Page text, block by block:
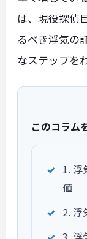
は、現役探偵
るべき浮気の
なステップを
このコラム
1. 浮
値
2. 浮